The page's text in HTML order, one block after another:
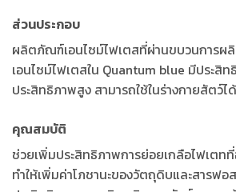
ส่วนประกอบ
ผลิตภัณฑ์เอนไซม์ไฟเตสที่ผ่านขบวนการผ
เอนไซม์ไฟเตสใน Quantum blue มีประสิ
ประสิทธิภาพสูง สามารถใช้ในร่างกายสัตว์
คุณสมบัติ
ช่วยเพิ่มประสิทธิภาพการย่อยเกลือไฟเตท
ทำให้เพิ่มค่าโภชานะของวัตถุดิบและสารฟอ